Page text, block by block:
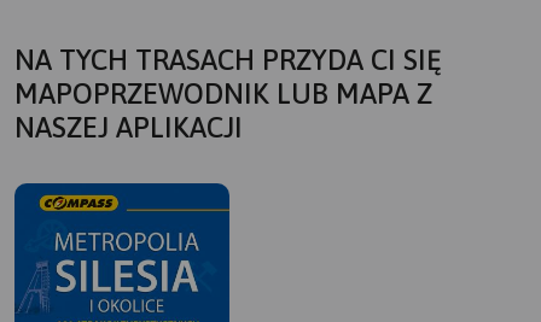
NA TYCH TRASACH PRZYDA CI SIĘ
MAPOPRZEWODNIK LUB MAPA Z
NASZEJ APLIKACJI